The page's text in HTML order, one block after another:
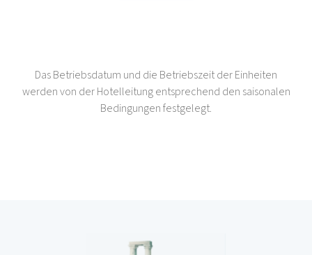
Das Betriebsdatum und die Betriebszeit der Einheiten
werden von der Hotelleitung entsprechend den saisonalen
Bedingungen festgelegt.